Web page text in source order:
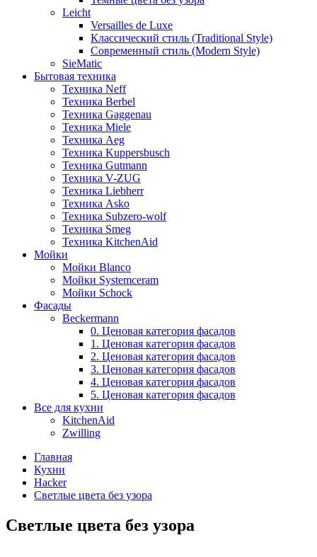
Leicht
Versailles de Luxe
Классический стиль (Traditional Style)
Современный стиль (Modern Style)
SieMatic
Бытовая техника
Техника Neff
Техника Berbel
Техника Gaggenau
Техника Miele
Техника Aeg
Техника Kuppersbusch
Техника Gutmann
Техника V-ZUG
Техника Liebherr
Техника Asko
Техника Subzero-wolf
Техника Smeg
Техника KitchenAid
Мойки
Мойки Blanco
Мойки Systemceram
Мойки Schock
Фасады
Beckermann
0. Ценовая категория фасадов
1. Ценовая категория фасадов
2. Ценовая категория фасадов
3. Ценовая категория фасадов
4. Ценовая категория фасадов
5. Ценовая категория фасадов
Все для кухни
KitchenAid
Zwilling
Главная
Кухни
Hacker
Светлые цвета без узора
Светлые цвета без узора